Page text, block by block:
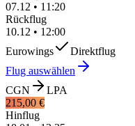
07.12 • 11:20
Rückflug
10.12 • 12:00
Eurowings
Direktflug
Flug auswählen
CGN
LPA
215,00 €
Hinflug